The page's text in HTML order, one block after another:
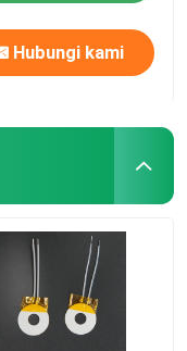
Hubungi kami